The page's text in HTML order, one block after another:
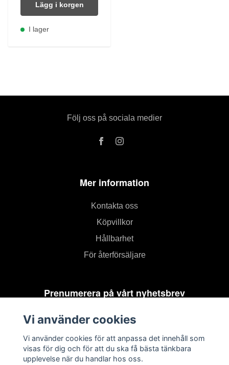
Lägg i korgen
I lager
Följ oss på sociala medier
Mer information
Kontakta oss
Köpvillkor
Hållbarhet
För återförsäljare
Prenumerera på vårt nyhetsbrev
Vi använder cookies
Vi använder cookies för att anpassa det innehåll som
visas för dig och för att du ska få bästa tänkbara
upplevelse när du handlar hos oss.